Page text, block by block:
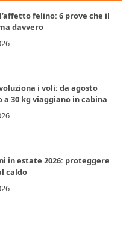
felino: 6 prove che il
davvero
i voli: da agosto
a 30 kg viaggiano in cabina
in estate 2026: proteggere
caldo